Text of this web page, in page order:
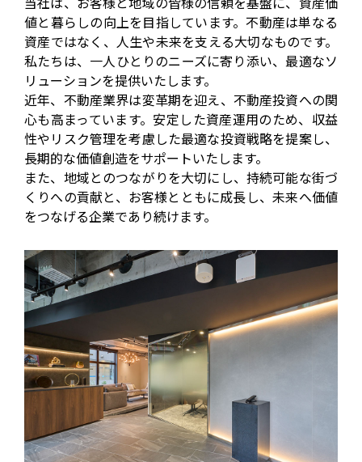
値と暮らしの向上を目指しています。不動産は単なる
資産ではなく、人生や未来を支える大切なものです。
私たちは、一人ひとりのニーズに寄り添い、最適なソ
リューションを提供いたします。
近年、不動産業界は変革期を迎え、不動産投資への関
心も高まっています。安定した資産運用のため、収益
性やリスク管理を考慮した最適な投資戦略を提案し、
長期的な価値創造をサポートいたします。
また、地域とのつながりを大切にし、持続可能な街づ
くりへの貢献と、お客様とともに成長し、未来へ価値
をつなげる企業であり続けます。